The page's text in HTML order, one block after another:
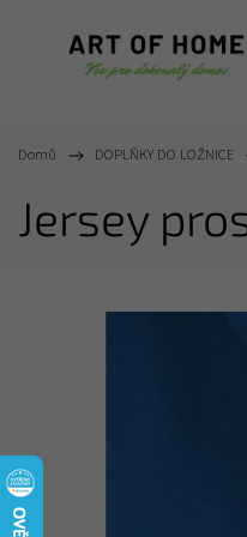
Domů / DOPLŇKY DO LOŽNICE
Jersey